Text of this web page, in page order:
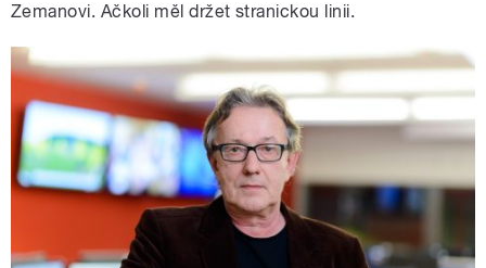
Zemanovi. Ačkoli měl držet stranickou linii.